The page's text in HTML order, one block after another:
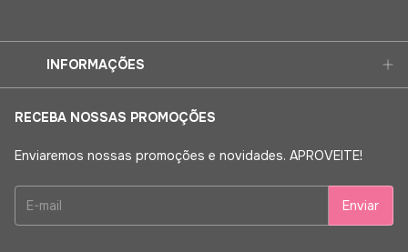
INFORMAÇÕES
RECEBA NOSSAS PROMOÇÕES
Enviaremos nossas promoções e novidades. APROVEITE!